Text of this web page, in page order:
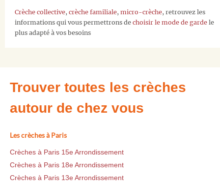
Crèche collective, crèche familiale, micro-crèche, retrouvez les
informations qui vous permettrons de choisir le mode de garde le
plus adapté à vos besoins
Trouver toutes les crèches
autour de chez vous
Les crèches à Paris
Crèches à Paris 15e Arrondissement
Crèches à Paris 18e Arrondissement
Crèches à Paris 13e Arrondissement